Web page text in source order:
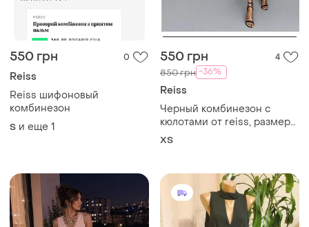
550 грн 0
Reiss
Reiss шифоновый
комбинезон
S и еще 1
550 грн 4
850 грн -36%
Reiss
Черный комбинезон с
кюлотами от reiss, размер
xs
ХS